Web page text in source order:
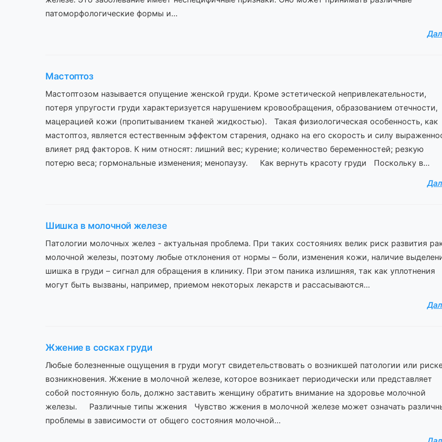
патоморфологические формы и…
Мастоптоз
Мастоптозом называется опущение женской груди. Кроме эстетической непривлекательности,
потеря упругости груди характеризуется нарушением кровообращения, образованием отечности,
мацерацией кожи (пропитыванием тканей жидкостью). Такая физиологическая особенность, как
мастоптоз, является естественным эффектом старения, однако на его скорость и силу
влияет ряд факторов. К ним относят: лишний вес; курение; количество беременностей; резкую
потерю веса; гормональные изменения; менопаузу. Как вернуть красоту груди Поскольку в…
Шишка в молочной железе
Патологии молочных желез - актуальная проблема. При таких состояниях велик риск развития
молочной железы, поэтому любые отклонения от нормы – боли, изменения кожи, наличие
шишка в груди – сигнал для обращения в клинику. При этом паника излишняя, так как уплотнения
могут быть вызваны, например, приемом некоторых лекарств и рассасываются…
Жжение в сосках груди
Любые болезненные ощущения в груди могут свидетельствовать о возникшей патологии или
возникновения. Жжение в молочной железе, которое возникает периодически или представляет
собой постоянную боль, должно заставить женщину обратить внимание на здоровье молочной
железы. Различные типы жжения Чувство жжения в молочной железе может означать
проблемы в зависимости от общего состояния молочной…